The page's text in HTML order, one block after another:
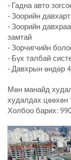
- Гадна авто
- Зоорийн
- Зоорийн
замтай
- Зорчигчийн
- Бүх талбай
- Давхрын өндөр
Мөн манайд
худалдах цөөхөн
Холбоо барих: